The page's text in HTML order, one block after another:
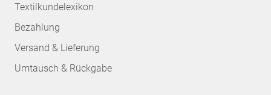
Textilkundelexikon
Bezahlung
Versand & Lieferung
Umtausch & Rückgabe